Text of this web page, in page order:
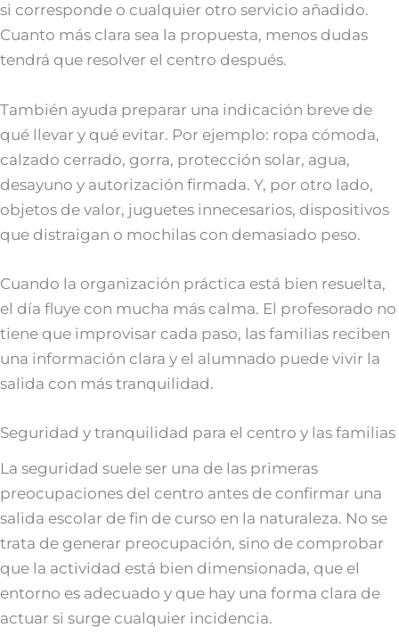
si corresponde o cualquier otro servicio añadido.
Cuanto más clara sea la propuesta, menos dudas
tendrá que resolver el centro después.
También ayuda preparar una indicación breve de
qué llevar y qué evitar. Por ejemplo: ropa cómoda,
calzado cerrado, gorra, protección solar, agua,
desayuno y autorización firmada. Y, por otro lado,
objetos de valor, juguetes innecesarios, dispositivos
que distraigan o mochilas con demasiado peso.
Cuando la organización práctica está bien resuelta,
el día fluye con mucha más calma. El profesorado no
tiene que improvisar cada paso, las familias reciben
una información clara y el alumnado puede vivir la
salida con más tranquilidad.
Seguridad y tranquilidad para el centro y las familias
La seguridad suele ser una de las primeras
preocupaciones del centro antes de confirmar una
salida escolar de fin de curso en la naturaleza. No se
trata de generar preocupación, sino de comprobar
que la actividad está bien dimensionada, que el
entorno es adecuado y que hay una forma clara de
actuar si surge cualquier incidencia.